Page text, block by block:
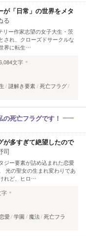
が「日常」の世界をメタ
る
リー作家志望の女子大生・茨
され、クローズドサークルな
界に転生…
文字
謎解き要素 死亡フラグ
死亡フラグです！
が多すぎて絶望したので
司
ジー要素が詰め込まれた恋愛
光の聖女の生まれ変わりであ
れど、ヒロ…
字
愛 学園 魔法 死亡フラ